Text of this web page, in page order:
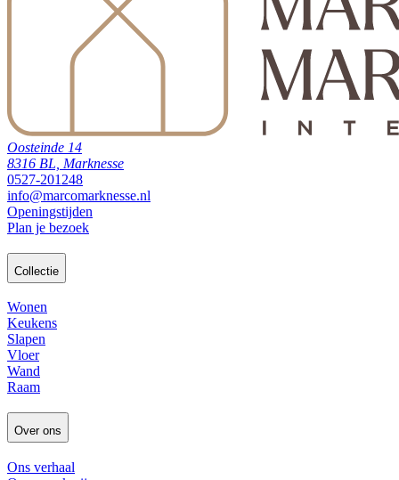
Oosteinde 14
8316 BL, Marknesse
0527-201248
info@marcomarknesse.nl
Openingstijden
Plan je bezoek
Collectie
Wonen
Keukens
Slapen
Vloer
Wand
Raam
Over ons
Ons verhaal